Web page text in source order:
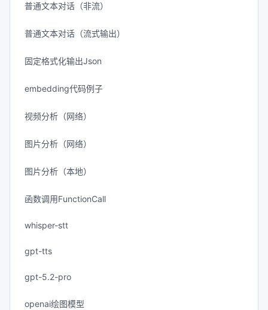
普通文本对话（非流）
普通文本对话（流式输出）
固定格式化输出Json
embedding代码例子
视频分析（网络）
图片分析（网络）
图片分析（本地）
函数调用FunctionCall
whisper-stt
gpt-tts
gpt-5.2-pro
openai绘图模型